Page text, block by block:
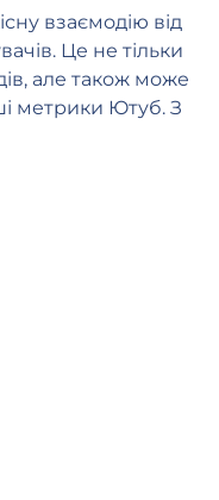
взаємодію від
Це не тільки
але також може
метрики Ютуб. З